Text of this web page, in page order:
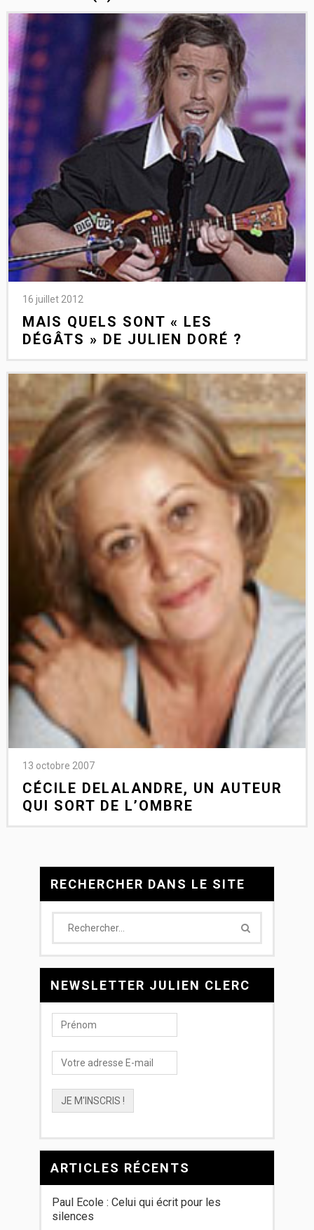
16 juillet 2012
MAIS QUELS SONT « LES
DÉGÂTS » DE JULIEN DORÉ ?
13 octobre 2007
CÉCILE DELALANDRE, UN AUTEUR
QUI SORT DE L’OMBRE
RECHERCHER DANS LE SITE
NEWSLETTER JULIEN CLERC
ARTICLES RÉCENTS
Paul Ecole : Celui qui écrit pour les
silences